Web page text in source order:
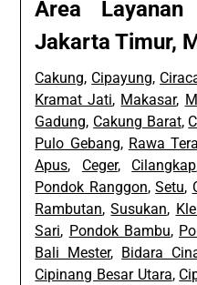
Area
Jakarta Timur,
Cakung, Cipayung,
Kramat Jati, Makasar,
Gadung, Cakung Barat,
Pulo Gebang, Rawa
Apus, Ceger, Cilangkap
Pondok Ranggon,Setu,
Rambutan,Susukan,
Sari, Pondok Bambu,
Bali Mester, Bidara
Cipinang Besar Utara,